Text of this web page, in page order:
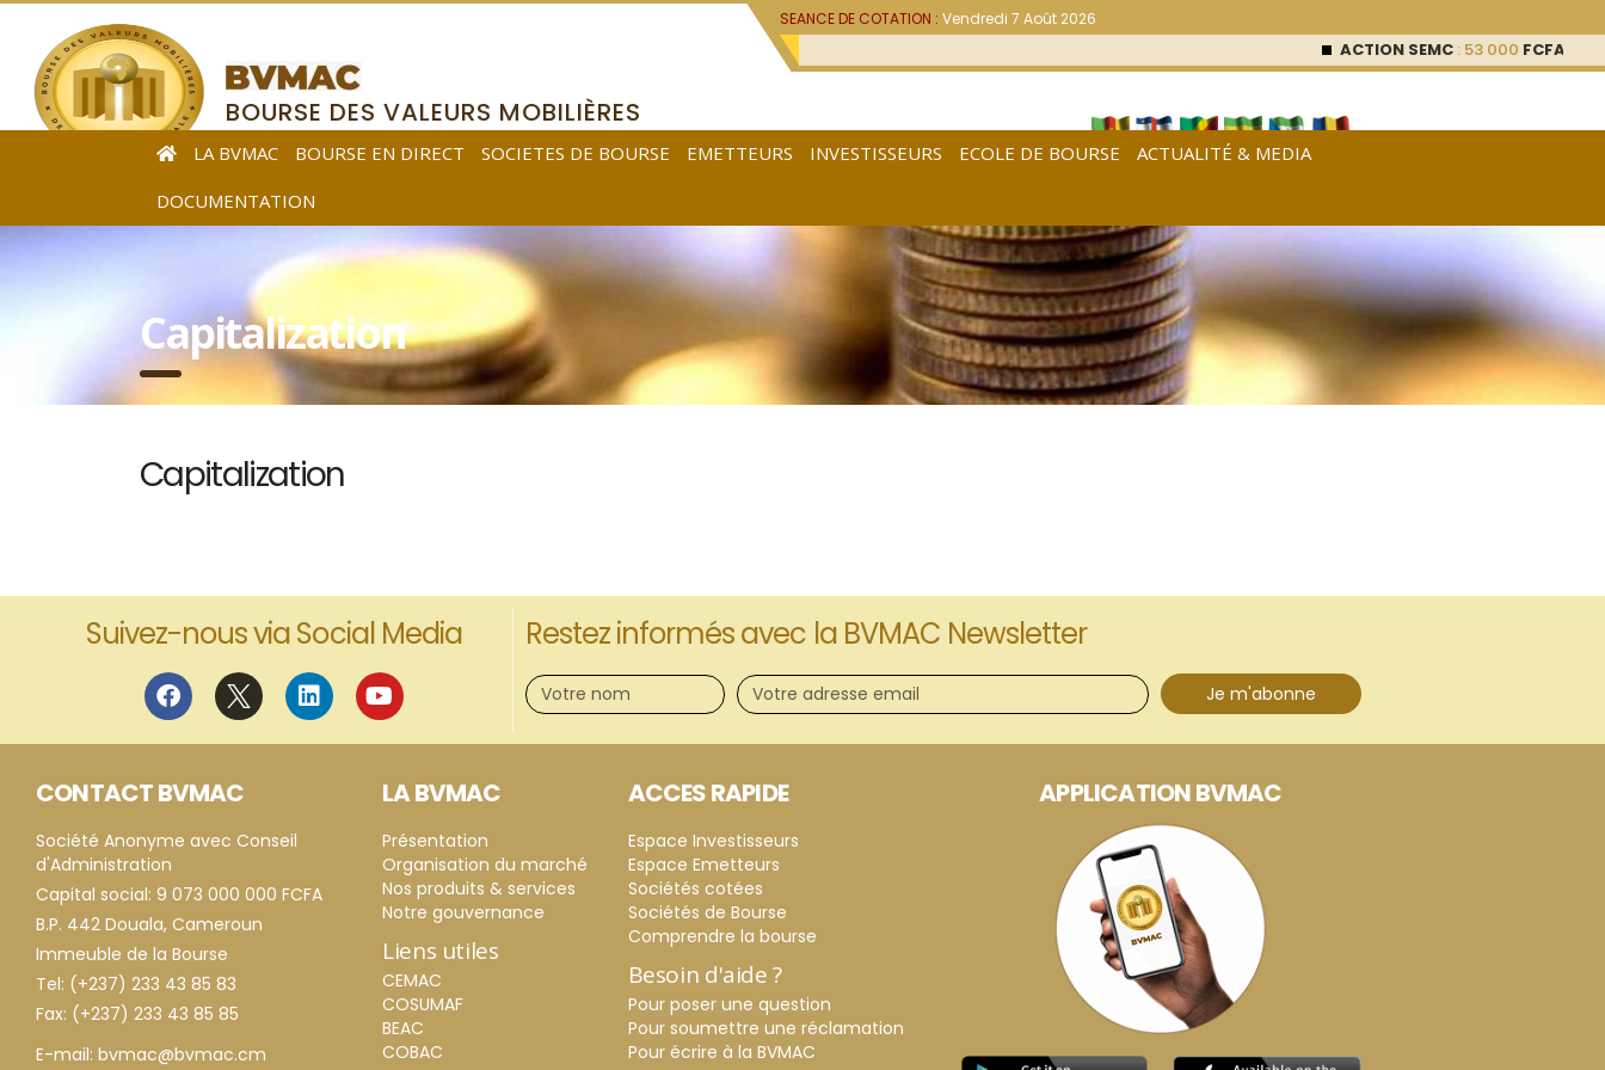
SEANCE DE COTATION :Vendredi 7 Août 2026
ACTION SEMC: 53 000FCFA (0 %)
BOURSE DES VALEURS MOBILIÈRES
DE L’AFRIQUE CENTRALE
LA BVMAC BOURSE EN DIRECT SOCIETES DE BOURSE EMETTEURS INVESTISSEURS ECOLE DE BOURSE
ACTUALITÉ & MEDIA
DOCUMENTATION
Capitalization
Capitalization
Suivez-nous via Social Media Restez informés avec la BVMAC Newsletter
Je m'abonne
CONTACT BVMAC
Société Anonyme avec Conseil
d'Administration
Capital social: 9 073 000 000 FCFA
B.P. 442 Douala, Cameroun
Immeuble de la Bourse
Tel: (+237) 233 43 85 83
Fax: (+237) 233 43 85 85
E-mail: bvmac@bvmac.cm
LA BVMAC
Présentation
Organisation du marché
Nos produits & services
Notre gouvernance
Liens utiles
CEMAC
COSUMAF
BEAC
COBAC
ACCES RAPIDE
Espace Investisseurs
Espace Emetteurs
Sociétés cotées
Sociétés de Bourse
Comprendre la bourse
Besoin d'aide ?
Pour poser une question
Pour soumettre une réclamation
Pour écrire à la BVMAC
APPLICATION BVMAC